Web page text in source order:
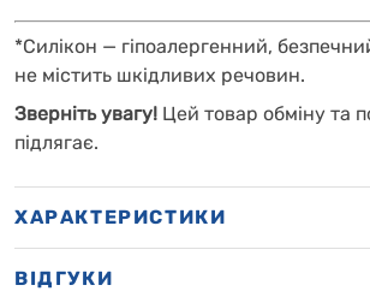
*Силікон — гіпоалергенний,
не містить шкідливих речовин.
Зверніть увагу! Цей товар обміну та
підлягає.
ХАРАКТЕРИСТИКИ
ВІДГУКИ